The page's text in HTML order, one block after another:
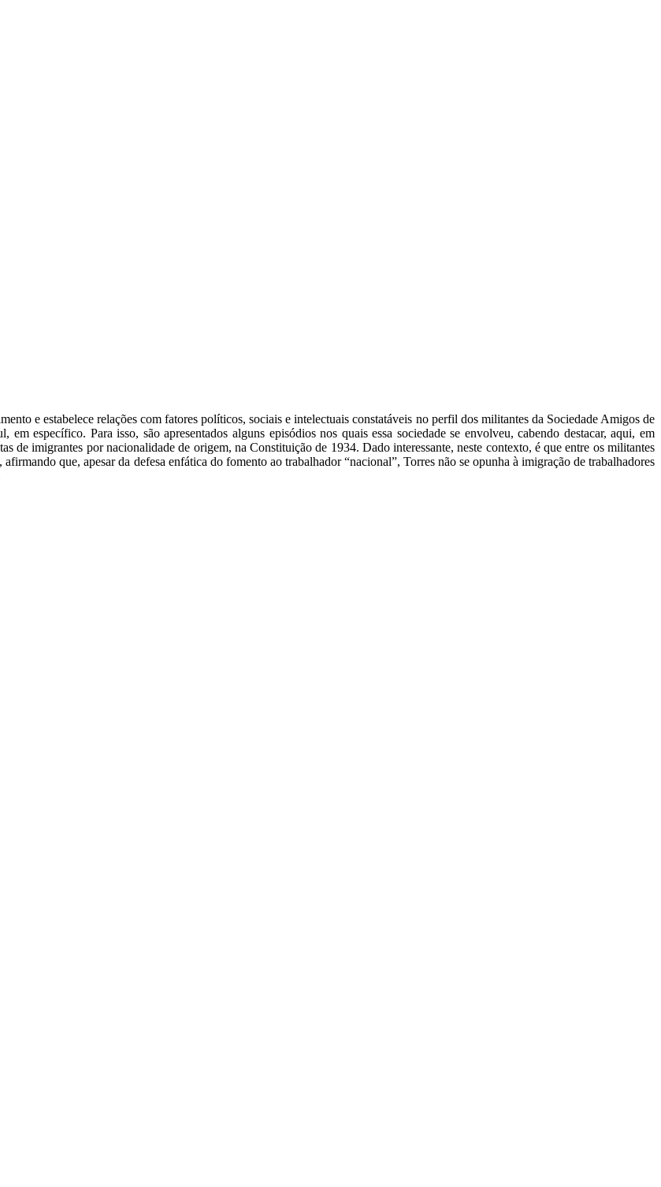
e estabelece relações com fatores políticos, sociais e intelectuais constatáveis no perfil dos militantes da Sociedade Amigos de
específico. Para isso, são apresentados alguns episódios nos quais essa sociedade se envolveu, cabendo destacar, aqui, em
de imigrantes por nacionalidade de origem, na Constituição de 1934. Dado interessante, neste contexto, é que entre os militantes
que, apesar da defesa enfática do fomento ao trabalhador “nacional”, Torres não se opunha à imigração de trabalhadores